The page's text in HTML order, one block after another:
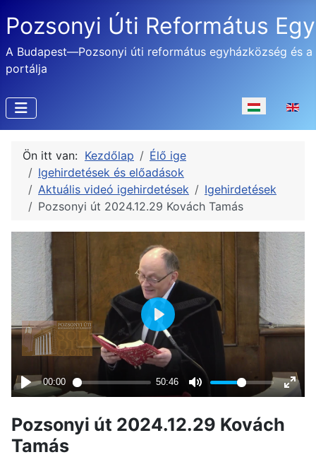
Pozsonyi Úti Református
A Budapest—Pozsonyi úti református egyházközség és a
portálja
Válasszon
Ön itt van: Kezdőlap
Élő ige
Igehirdetések és előadások
Aktuális videó igehirdetések
Igehirdetések
Pozsonyi út 2024.12.29 Kovách Tamás
Pozsonyi út 2024.12.29 Kovách
Tamás